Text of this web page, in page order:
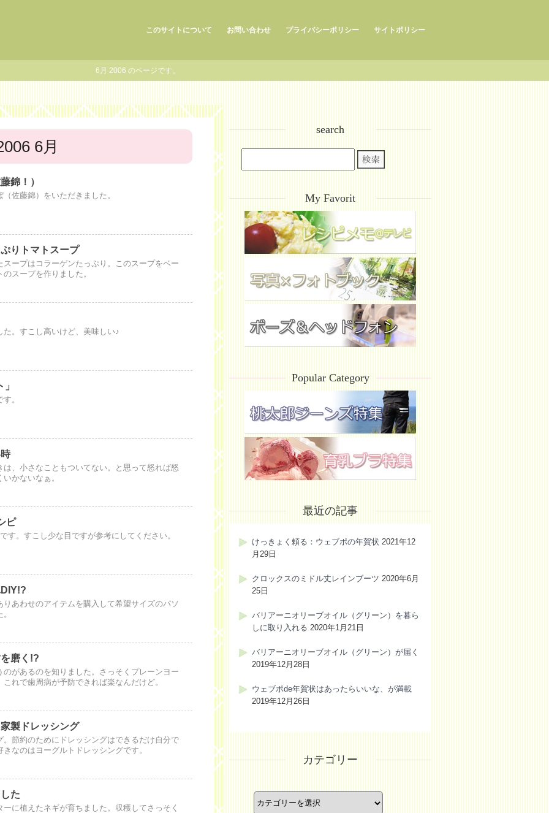
このサイトについて お問い合わせ プライバシーポリシー サイトポリシー
6月 2006 のページです。
6月
錦！）
佐藤錦）をいただきました。
りトマトスープ
スープはコラーゲンたっぷり。このスープをベー
スープを作りました。
た。すこし高いけど、美味しい♪
。
は、小さなこともついてない。と思って怒れば怒
かないなぁ。
ピ
す。すこし少な目ですが参考にしてください。
りあわせのアイテムを購入して希望サイズのパソ
磨く!?
のがあるのを知りました。さっそくプレーンヨー
れで歯周病が予防できれば楽なんだけど。
製ドレッシング
。節約のためにドレッシングはできるだけ自分で
なのはヨーグルトドレッシングです。
た
に植えたネギが育ちました。収穫してさっそく
search
My Favorit
Popular Category
最近の記事
けっきょく頼る：ウェブポの年賀状 2021年12
月29日
クロックスのミドル丈レインブーツ 2020年6月
25日
バリアーニオリーブオイル（グリーン）を暮ら
しに取り入れる 2020年1月21日
バリアーニオリーブオイル（グリーン）が届く
2019年12月28日
ウェブポde年賀状はあったらいいな、が満載
2019年12月26日
カテゴリー